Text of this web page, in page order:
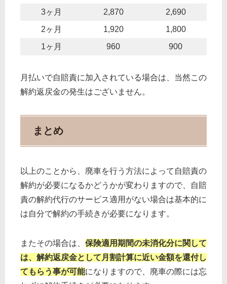
3ヶ月
2,870
2,690
2ヶ月
1,920
1,800
1ヶ月
960 900
月払いで自賠責に加入されている場合は、当然この
解約返戻金の発生はございません。
まとめ
以上のことから、廃車を行う方法によって自賠責の
解約が必要になるかどうかが変わりますので、自賠
責の解約代行のサービス適用がない場合は基本的に
は自分で解約の手続きが必要になります。
またその場合は、 保険適用期間の未消化分に関して
は、解約返戻金として月割計算に近い金額を還付し
てもらう事が可能になりますので、廃車の際には忘